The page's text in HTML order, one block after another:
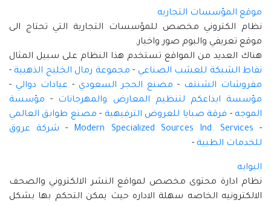
موقع المؤسسات التجاريه
نظام الكتروني مخصص للمؤسسات التجارية التي تحتاج الى
موقع تعريفي والبوم صور واخبار.
هناك العديد من المواقع تستخدم هذا النظام على سبيل المثال
نفاط الشبكة للعشب الصناعي - مجموعة رمال الخليج الذهبية -
مفروشات الشنتف - مصنع الحجر السعودي - عيادات دوالي -
مؤسسة ابداعكم لتنظيم المعارض والمهرجانات - مؤسسة
الموجه - فرقة صبايا للعروض الترفيهية - مصنع طوابق العالمي
-
Modern Specialized Sources Ind. Services
- شركة عروق
للخدمات الطبية -
البوابه
نظام ادارة محتوى مخصص لمواقع النشر الالكتروني والصحف
الالكترونيه الخاصه سهلة الاداره حيث يمكن التحكم بها بشكل